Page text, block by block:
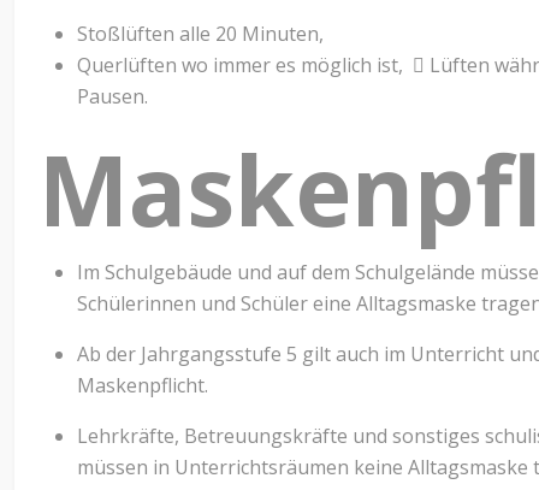
Stoßlüften alle 20 Minuten,
Querlüften wo immer es möglich ist,  Lüften
Pausen.
Im Schulgebäude und auf dem Schulgelände
Schülerinnen und Schüler eine Alltagsmaske
Ab der Jahrgangsstufe 5 gilt auch im Unterricht
Maskenpflicht.
Lehrkräfte, Betreuungskräfte und sonstiges
müssen in Unterrichtsräumen keine Alltagsmaske